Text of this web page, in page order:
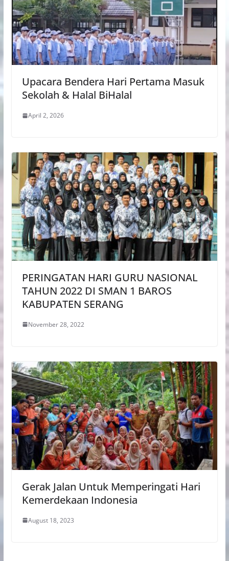
Upacara Bendera Hari Pertama Masuk
Sekolah & Halal BiHalal
April 2, 2026
PERINGATAN HARI GURU NASIONAL
TAHUN 2022 DI SMAN 1 BAROS
KABUPATEN SERANG
November 28, 2022
Gerak Jalan Untuk Memperingati Hari
Kemerdekaan Indonesia
August 18, 2023